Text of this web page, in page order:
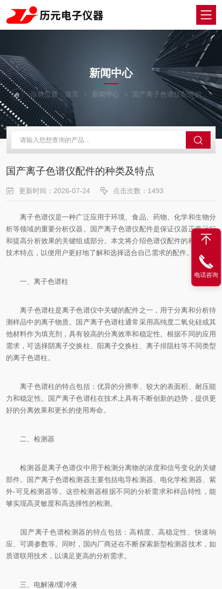
NEWS
新闻中心
当前位置：首页 新闻中心 国产离子色谱仪配件的种类及特点
国产离子色谱仪配件的种类及特点
更新时间：2026-07-24 点击次数：1493
离子色谱仪是一种广泛应用于环境、食品、药物、化学和生物分
析等领域的重要分析仪器。
国产离子色谱仪配件是保证仪器正常运行
和提高分析效果的关键组成部分。本文将介绍色谱仪配件的种类及其
技术特点，以便用户更好地了解和选择适合自己需求的配件。
一、离子色谱柱
离子色谱柱是离子色谱仪中关键的配件之一，用于分离和分析待
测样品中的离子物质。国产离子色谱柱通常采用高纯度二氧化硅或其
他材料作为填充剂，具有较高的分离效率和稳定性。根据不同的应用
需求，可选择阴离子交换柱、阳离子交换柱、离子排阻柱等不同类型
的离子色谱柱。
离子色谱柱的特点包括：优异的分辨率、较大的表面积、耐压能
力和稳定性。国产离子色谱柱在技术上具有不断创新的趋势，提供更
好的分离效果和更长的使用寿命。
二、检测器
检测器是离子色谱仪中用于检测分离物的浓度和信号变化的关键
部件。国产离子色谱检测器主要包括电导检测器、电化学检测器、紫
外-可见检测器等。这些检测器根据不同的分析需求和样品特性，能
够实现高灵敏度和高选择性的检测。
国产离子色谱检测器的特点包括：高精度、高稳定性、快速响
应、可调参数等。同时，国内厂商还在不断探索新型检测器技术，如
质谱联用技术，以满足更高的分析需求。
三、电解液/缓冲液
电话咨询